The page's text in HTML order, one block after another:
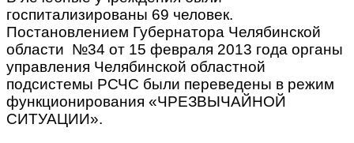
госпитализированы 69 человек.
Постановлением Губернатора Челябинской
области №34 от 15 февраля 2013 года органы
управления Челябинской областной
подсистемы РСЧС были переведены в режим
функционирования «ЧРЕЗВЫЧАЙНОЙ
СИТУАЦИИ».